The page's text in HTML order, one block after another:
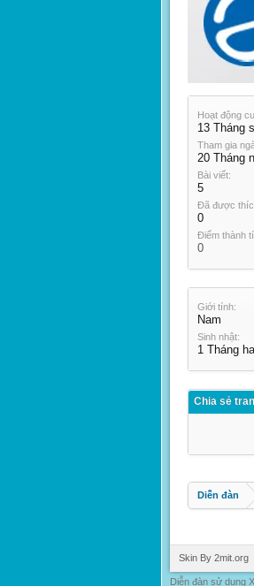
Hoạt động
13 Tháng
Tham gia
20 Tháng
Bài viết:
5
Đã được
0
Điểm thành
0
Giới tính:
Nam
Sinh nhật:
1 Tháng
Chia sẻ
Diễn đàn
Skin By 2mit.org
Diễn đàn sử dụng